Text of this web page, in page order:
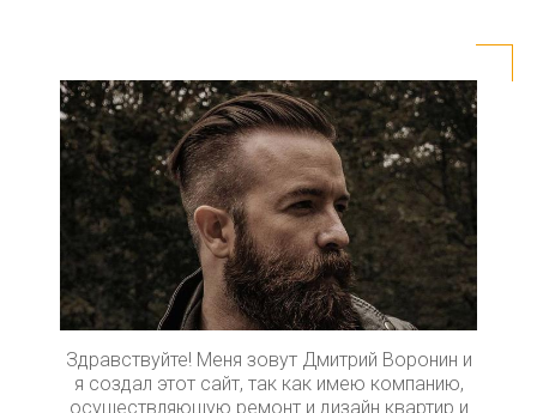
Здравствуйте! Меня зовут Дмитрий Воронин и
я создал этот сайт, так как имею компанию,
осуществляющую ремонт и дизайн квартир и